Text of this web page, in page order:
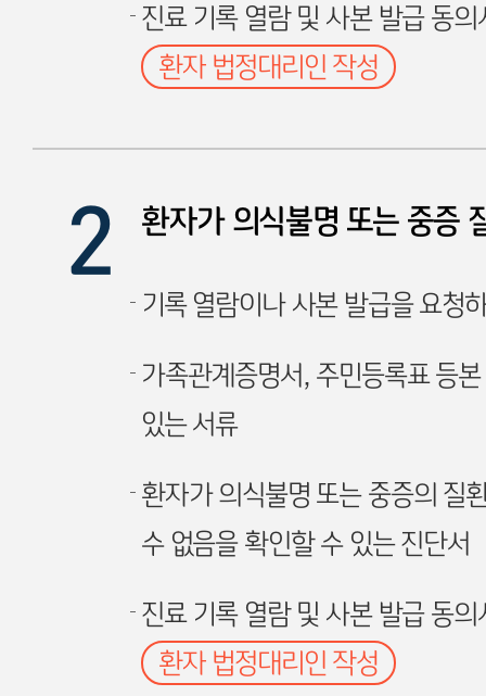
진료 기록 열람 및 사본 발급 동의
환자 법정대리인 작성
환자가 의식불명 또는 중증
기록 열람이나 사본 발급을 요청
가족관계증명서, 주민등록표 등
있는 서류
환자가 의식불명 또는 중증의 질
수 없음을 확인할 수 있는 진단서
진료 기록 열람 및 사본 발급 동의
환자 법정대리인 작성